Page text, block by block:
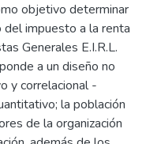
objetivo determinar
impuesto a la renta
Generales E.I.R.L.
a un diseño no
y correlacional -
la población
de la organización